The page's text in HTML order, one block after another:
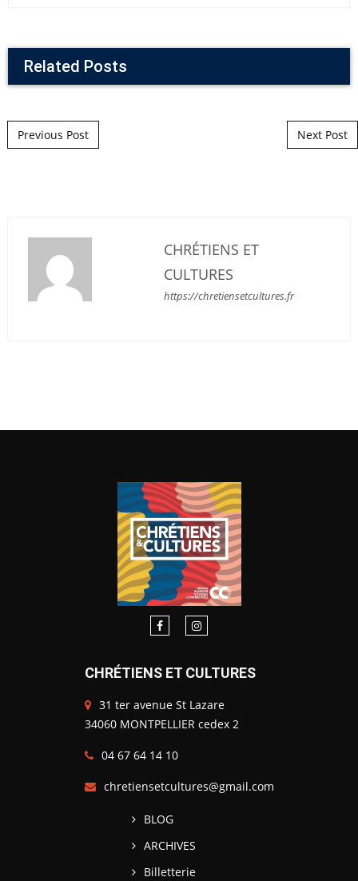
Related Posts
Post navigation
Previous Post Next Post
CHRÉTIENS ET
CULTURES
https://chretiensetcultures.fr
CHRÉTIENS ET CULTURES
31 ter avenue St Lazare
34060 MONTPELLIER cedex 2
04 67 64 14 10
chretiensetcultures@gmail.com
BLOG
ARCHIVES
Billetterie